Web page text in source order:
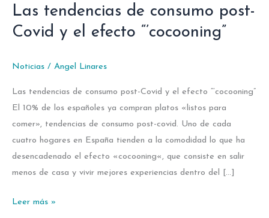
Las tendencias de consumo post-
Covid y el efecto “’cocooning”
Noticias / Angel Linares
Las tendencias de consumo post-Covid y el efecto “’cocooning”
El 10% de los españoles ya compran platos «listos para
comer», tendencias de consumo post-covid. Uno de cada
cuatro hogares en España tienden a la comodidad lo que ha
desencadenado el efecto «cocooning«, que consiste en salir
menos de casa y vivir mejores experiencias dentro del […]
Leer más »